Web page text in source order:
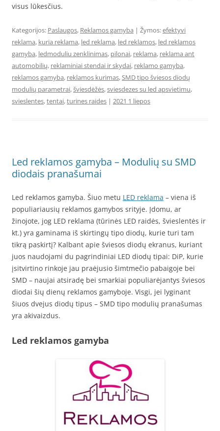
visus lūkesčius.
Kategorijos: Paslaugos, Reklamos gamyba | Žymos:efektyvi
reklama, kuria reklama, led reklama, led reklamos, led reklamos
gamyba, ledmoduliu zenklinimas, pilonai, reklama, reklama ant
automobilių, reklaminiai stendai ir skydai, reklamo gamyba,
reklamos gamyba, reklamos kurimas,SMD tipo šviesos diodų
modulių parametrai,šviesdėžės,sviesdezes su led apsvietimu,
svieslentes,tentai,turines raides | 2021 1 liepos
Led reklamos gamyba – Modulių su SMD
diodais pranašumai
Led reklamos gamyba. Šiuo metu LED reklama – viena iš
populiariausių reklamos gamybos srityje. Įdomu, ar
žinojote, jog LED reklama (tūrinės LED raidės, švieslentės ir
kt.) yra gaminama iš skirtingų tipo diodų, kurie turi tam
tikrą paskirtį? Kalbant apie šviesos diodų ekranus, kuriant
juos naudojami du pagrindiniai LED diodų tipai: DiP, kurie
įsitvirtino rinkoje jau praėjusio šimtmečio pabaigoje bei
SMD – naujai atsiradę bei smarkiai populiarėjantys šviesos
diodai šių dienų reklamos gamyboje. Visgi, jei lyginant
šiuos dvejus diodų tipus – SMD tipo modulių pranašumas
yra akivaizdus.
Led reklamos gamyba